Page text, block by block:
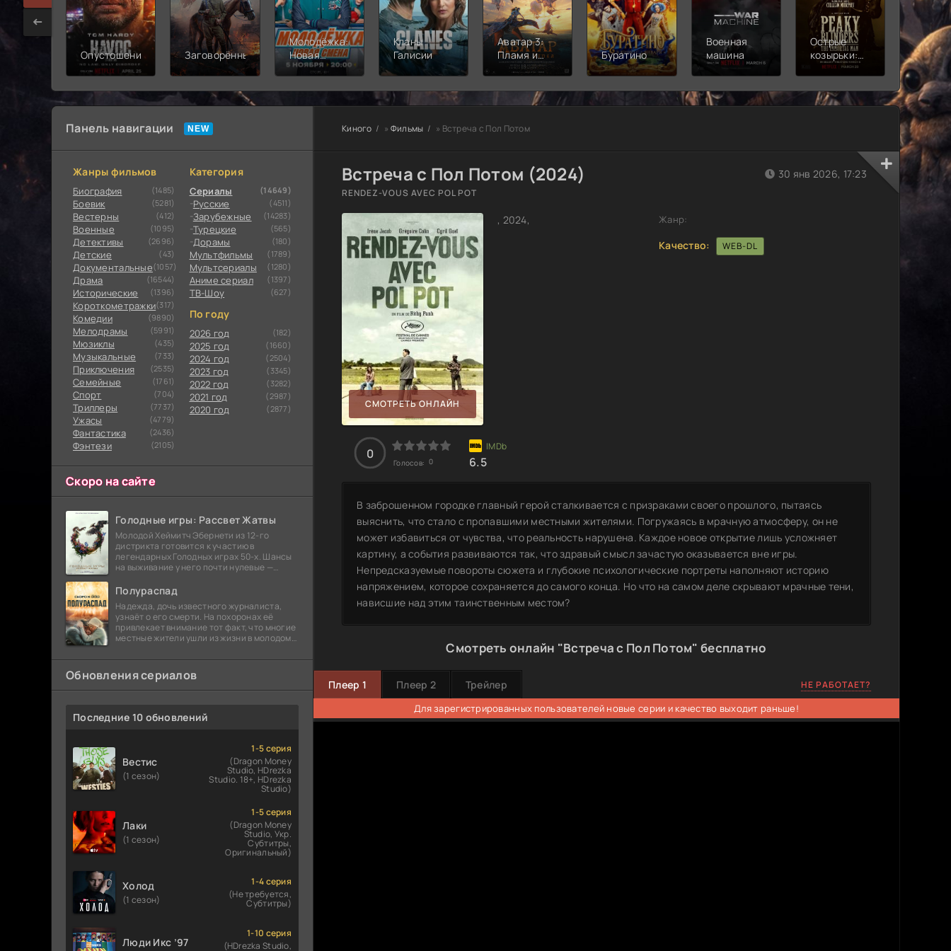
Опустошение Заговорённый
Молодёжка:
Новая
смена
Кланы
Галисии
Аватар 3:
Пламя и
пепел
Буратино
Военная
машина
Острые
козырьки:
Бессмертный
2
Панель навигации
Жанры фильмов
Биография (1485)
Боевик (5281)
Вестерны (412)
Военные (1095)
Детективы (2696)
Детские (43)
Документальные(1057)
Драма (16544)
Исторические (1396)
Короткометражки(317)
Комедии (9890)
Мелодрамы (5991)
Мюзиклы (435)
Музыкальные (733)
Приключения (2535)
Семейные (1761)
Cпорт (704)
Триллеры (7737)
Ужасы (4779)
Фантастика (2436)
Фэнтези (2105)
Категория
Сериалы (14649)
Русские (4511)
Зарубежные (14283)
Турецкие (565)
Дорамы (180)
Мультфильмы (1789)
Мультсериалы (1280)
Аниме сериал (1397)
ТВ-Шоу (627)
По году
2026 год (182)
2025 год (1660)
2024 год (2504)
2023 год (3345)
2022 год (3282)
2021 год (2987)
2020 год (2877)
Скоро на сайте
Голодные игры: Рассвет Жатвы
Молодой Хеймитч Эбернети из 12-го
дистрикта готовится к участию в
легендарных Голодных играх 50-х. Шансы
на выживание у него почти нулевые —
победу еще сорок
Полураспад
Надежда, дочь известного журналиста,
узнаёт о его смерти. На похоронах её
привлекает внимание тот факт, что многие
местные жители ушли из жизни в молодом
бомбы
Обновления сериалов
Последние 10 обновлений
Вестис
(1 сезон)
1-5 серия
(Dragon Money
Studio, HDrezka
Studio. 18+, HDrezka
Studio)
Лаки
(1 сезон)
1-5 серия
(Dragon Money
Studio, Укр.
Субтитры,
Оригинальный)
Холод
(1 сезон)
1-4 серия
(Не требуется,
Субтитры)
Люди Икс ’97
1-10 серия
(HDrezka Studio,
Киного » Фильмы » Встреча с Пол Потом
Встреча с Пол Потом (2024)
RENDEZ-VOUS AVEC POL POT
СМОТРЕТЬ ОНЛАЙН
, 2024,
30 янв 2026, 17:23
Жанр:
Качество: WEB-DL
0
Голосов: 0 6.5
В заброшенном городке главный герой сталкивается с призраками своего прошлого, пытаясь
выяснить, что стало с пропавшими местными жителями. Погружаясь в мрачную атмосферу, он не
может избавиться от чувства, что реальность нарушена. Каждое новое открытие лишь усложняет
картину, а события развиваются так, что здравый смысл зачастую оказывается вне игры.
Непредсказуемые повороты сюжета и глубокие психологические портреты наполняют историю
напряжением, которое сохраняется до самого конца. Но что на самом деле скрывают мрачные тени,
нависшие над этим таинственным местом?
Смотреть онлайн "Встреча с Пол Потом" бесплатно
Плеер 1 Плеер 2 Трейлер НЕ РАБОТАЕТ?
Для зарегистрированных пользователей новые серии и качество выходит раньше!